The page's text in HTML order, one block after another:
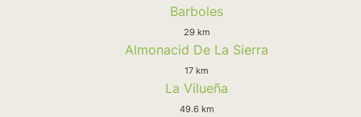
Barboles
29 km
Almonacid De La Sierra
17 km
La Vilueña
49.6 km